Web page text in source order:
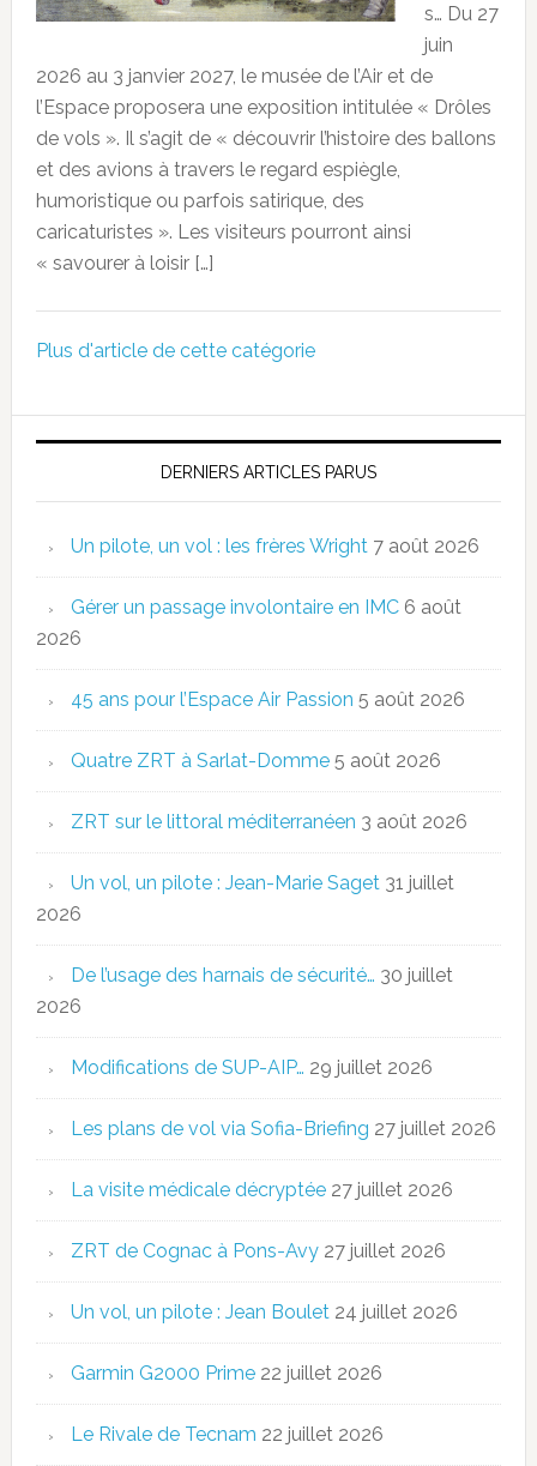
s… Du 27
juin
2026 au 3 janvier 2027, le musée de l’Air et de
l’Espace proposera une exposition intitulée « Drôles
de vols ». Il s’agit de « découvrir l’histoire des ballons
et des avions à travers le regard espiègle,
humoristique ou parfois satirique, des
caricaturistes ». Les visiteurs pourront ainsi
« savourer à loisir […]
Plus d'article de cette catégorie
DERNIERS ARTICLES PARUS
Un pilote, un vol : les frères Wright 7 août 2026
Gérer un passage involontaire en IMC 6 août
2026
45 ans pour l’Espace Air Passion 5 août 2026
Quatre ZRT à Sarlat-Domme 5 août 2026
ZRT sur le littoral méditerranéen 3 août 2026
Un vol, un pilote : Jean-Marie Saget 31 juillet
2026
De l’usage des harnais de sécurité… 30 juillet
2026
Modifications de SUP-AIP… 29 juillet 2026
Les plans de vol via Sofia-Briefing 27 juillet 2026
La visite médicale décryptée 27 juillet 2026
ZRT de Cognac à Pons-Avy 27 juillet 2026
Un vol, un pilote : Jean Boulet 24 juillet 2026
Garmin G2000 Prime 22 juillet 2026
Le Rivale de Tecnam 22 juillet 2026